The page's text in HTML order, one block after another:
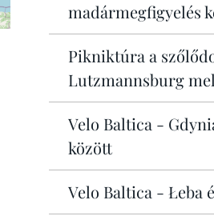
madármegfigyelés
Pikniktúra a
Lutzmannsburg
Velo Baltica -
között
Velo Baltica - Łeba